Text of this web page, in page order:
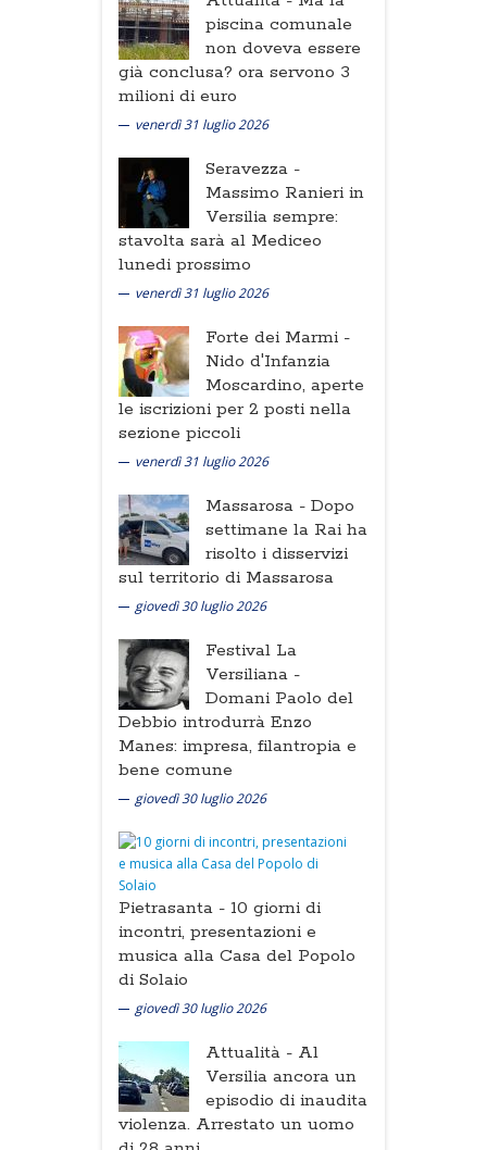
piscina comunale
non doveva essere
già conclusa? ora servono 3
milioni di euro
venerdì 31 luglio 2026
Seravezza -
Massimo Ranieri in
Versilia sempre:
stavolta sarà al Mediceo
lunedi prossimo
venerdì 31 luglio 2026
Forte dei Marmi -
Nido d'Infanzia
Moscardino, aperte
le iscrizioni per 2 posti nella
sezione piccoli
venerdì 31 luglio 2026
Massarosa - Dopo
settimane la Rai ha
risolto i disservizi
sul territorio di Massarosa
giovedì 30 luglio 2026
Festival La
Versiliana -
Domani Paolo del
Debbio introdurrà Enzo
Manes: impresa, filantropia e
bene comune
giovedì 30 luglio 2026
Pietrasanta - 10 giorni di
incontri, presentazioni e
musica alla Casa del Popolo
di Solaio
giovedì 30 luglio 2026
Attualità - Al
Versilia ancora un
episodio di inaudita
violenza. Arrestato un uomo